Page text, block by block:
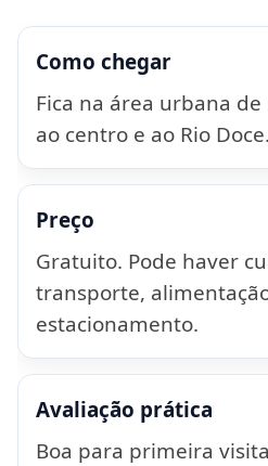
Como chegar
Fica na área urbana
ao centro e ao Rio Doce.
Preço
Gratuito. Pode haver
transporte,
estacionamento.
Avaliação prática
Boa para primeira